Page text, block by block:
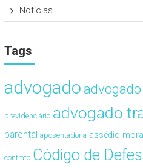
Notícias
Tags
advogado
previdenciário advogado
parental aposentadoria assédio
contrato Código de